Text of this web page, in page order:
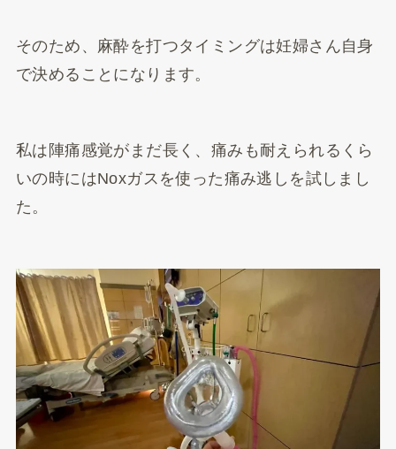
そのため、麻酔を打つタイミングは妊婦さん自身
で決めることになります。
私は陣痛感覚がまだ長く、痛みも耐えられるくら
いの時にはNoxガスを使った痛み逃しを試しまし
た。